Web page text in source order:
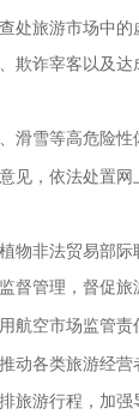
处旅游市场中
欺诈宰客以及
滑雪等高危险
见，依法处置
物非法贸易部
督管理，督促旅
航空市场监管
推动各类旅游经营
旅游行程，加